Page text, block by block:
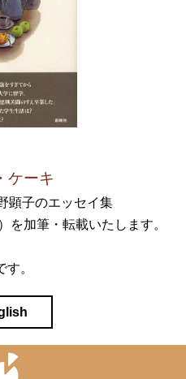
ケーキ
顕子のエッセイ集
を加筆・転載いたします。
。